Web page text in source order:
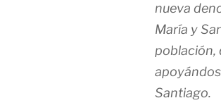
nueva
María y
población,
Santiago.